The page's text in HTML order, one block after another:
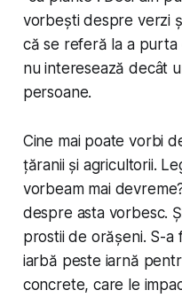
vorbești despre verzi
că se referă la a purta
nu interesează decât
persoane.
Cine mai poate vorbi
țăranii și agricultorii.
vorbeam mai
despre asta vorbesc.
prostii de orășeni. S-a
iarbă peste iarnă
concrete, care le